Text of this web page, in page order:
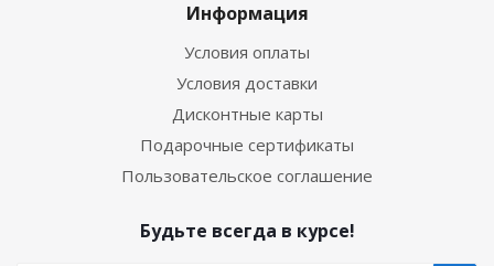
Информация
Условия оплаты
Условия доставки
Дисконтные карты
Подарочные сертификаты
Пользовательское соглашение
Будьте всегда в курсе!